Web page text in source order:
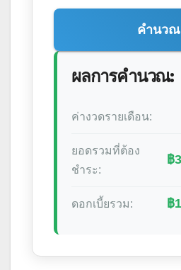
คำนวณ
ผลการคำนวณ:
ค่างวดรายเดือน:
ยอดรวมที่ต้อง
ชำระ:
฿
ดอกเบี้ยรวม: ฿